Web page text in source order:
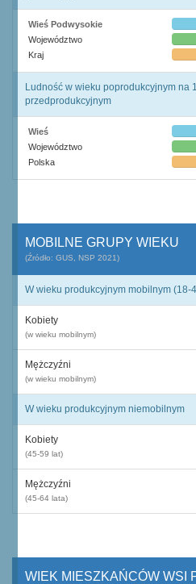
Wieś Podwysokie
Województwo
Kraj
Ludność w wieku poprodukcyjnym na
przedprodukcyjnym
Wieś
Województwo
Polska
MOBILNE GRUPY WIEKU
(Źródło: GUS, NSP 2021)
W wieku produkcyjnym mobilnym (18-
Kobiety
(w wieku mobilnym)
Mężczyźni
(w wieku mobilnym)
W wieku produkcyjnym niemobilnym
Kobiety
(45-59 lat)
Mężczyźni
(45-64 lata)
WIEK MIESZKAŃCÓW WSI